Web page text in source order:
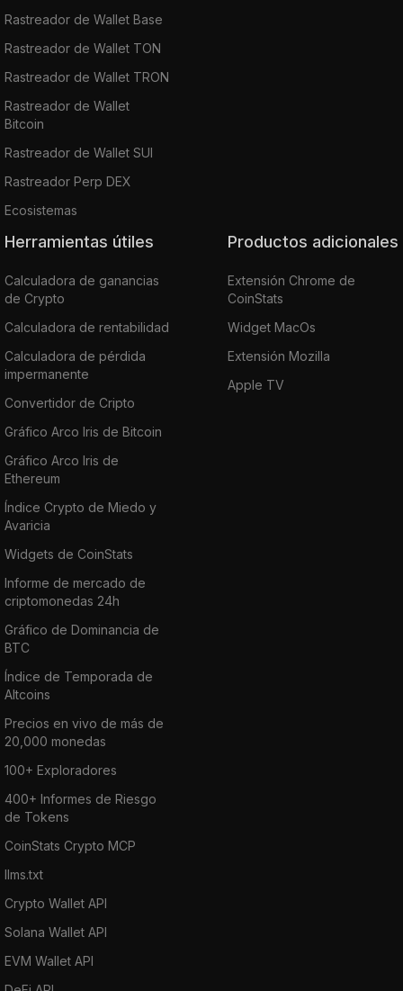
Rastreador de Wallet Base
Rastreador de Wallet TON
Rastreador de Wallet TRON
Rastreador de Wallet
Bitcoin
Rastreador de Wallet SUI
Rastreador Perp DEX
Ecosistemas
Herramientas útiles
Calculadora de ganancias
de Crypto
Calculadora de rentabilidad
Calculadora de pérdida
impermanente
Convertidor de Cripto
Gráfico Arco Iris de Bitcoin
Gráfico Arco Iris de
Ethereum
Índice Crypto de Miedo y
Avaricia
Widgets de CoinStats
Informe de mercado de
criptomonedas 24h
Gráfico de Dominancia de
BTC
Índice de Temporada de
Altcoins
Precios en vivo de más de
20,000 monedas
100+ Exploradores
400+ Informes de Riesgo
de Tokens
CoinStats Crypto MCP
llms.txt
Crypto Wallet API
Solana Wallet API
EVM Wallet API
Productos adicionales
Extensión Chrome de
CoinStats
Widget MacOs
Extensión Mozilla
Apple TV